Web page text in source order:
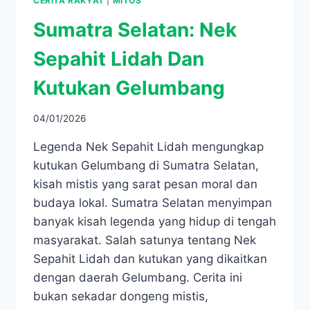
Sumatra Selatan: Nek
Sepahit Lidah Dan
Kutukan Gelumbang
04/01/2026
Legenda Nek Sepahit Lidah mengungkap
kutukan Gelumbang di Sumatra Selatan,
kisah mistis yang sarat pesan moral dan
budaya lokal. Sumatra Selatan menyimpan
banyak kisah legenda yang hidup di tengah
masyarakat. Salah satunya tentang Nek
Sepahit Lidah dan kutukan yang dikaitkan
dengan daerah Gelumbang. Cerita ini
bukan sekadar dongeng mistis,